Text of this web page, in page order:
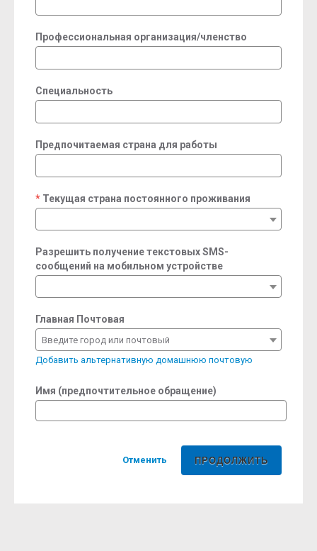
Профессиональная организация/членство
Специальность
Предпочитаемая страна для работы
Текущая страна постоянного проживания
required
Разрешить получение текстовых SMS-
сообщений на мобильном устройстве
Главная Почтовая
Введите город или почтовый
Добавить альтернативную домашнюю почтовую
Имя (предпочтительное обращение)
Отменить